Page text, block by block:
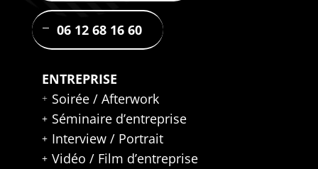
06 12 68 16 60
ENTREPRISE
Soirée / Afterwork
Séminaire d’entreprise
Interview / Portrait
Vidéo / Film d’entreprise